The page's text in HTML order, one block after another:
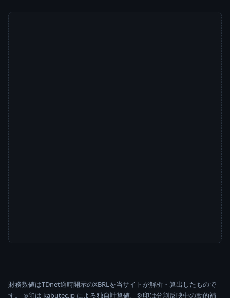
財務数値はTDnet適時開示のXBRLを当サイトが解析・算出したもので
す。 ⊙印は kabutec.jp による独自計算値、⚙印は分割反映中の動的補